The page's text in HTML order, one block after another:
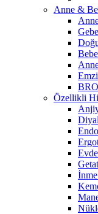
Anne &
Özellikli